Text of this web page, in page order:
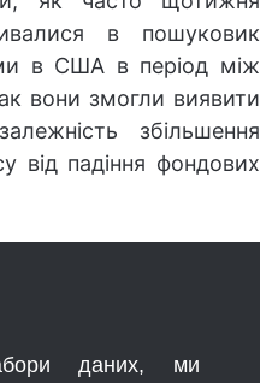
в пошуковик
в США в період між
вони змогли виявити
збільшення
від падіння фондових
даних, ми